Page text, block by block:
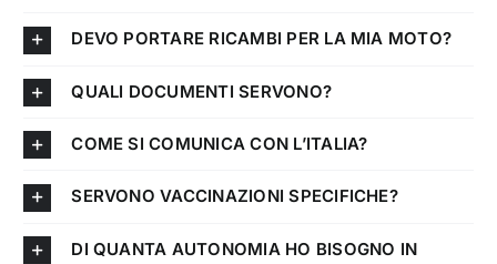
DEVO PORTARE RICAMBI PER LA MIA MOTO?
QUALI DOCUMENTI SERVONO?
COME SI COMUNICA CON L’ITALIA?
SERVONO VACCINAZIONI SPECIFICHE?
DI QUANTA AUTONOMIA HO BISOGNO IN